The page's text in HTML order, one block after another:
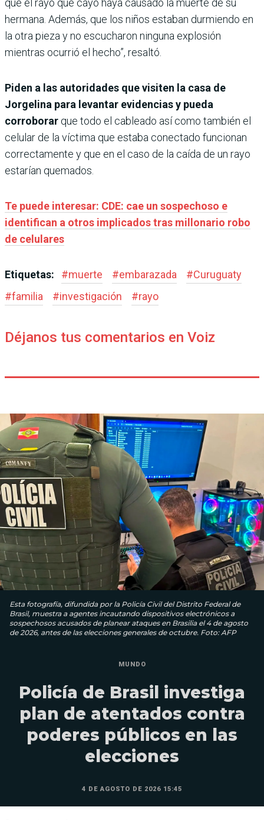
que el rayo que cayó haya causado la muerte de su
hermana. Además, que los niños estaban durmiendo en
la otra pieza y no escucharon ninguna explosión
mientras ocurrió el hecho”, resaltó.
Piden a las autoridades que visiten la casa de
Jorgelina para levantar evidencias y pueda
corroborar que todo el cableado así como también el
celular de la víctima que estaba conectado funcionan
correctamente y que en el caso de la caída de un rayo
estarían quemados.
Te puede interesar: CDE: cae un sospechoso e
identifican a otros implicados tras millonario robo
de celulares
Etiquetas: #muerte #embarazada #Curuguaty
#familia #investigación #rayo
Déjanos tus comentarios en Voiz
Esta fotografía, difundida por la Policía Civil del Distrito Federal de
Brasil, muestra a agentes incautando dispositivos electrónicos a
sospechosos acusados ​​de planear ataques en Brasilia el 4 de agosto
de 2026, antes de las elecciones generales de octubre. Foto: AFP
MUNDO
Policía de Brasil investiga
plan de atentados contra
poderes públicos en las
elecciones
4 DE AGOSTO DE 2026 15:45